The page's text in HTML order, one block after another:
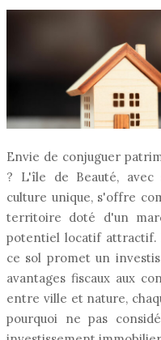
Envie de conjuguer
? L'île de Beauté,
culture unique, s'offre
territoire doté d'un
potentiel locatif attractif.
ce sol promet un
avantages fiscaux aux
entre ville et nature,
pourquoi ne pas